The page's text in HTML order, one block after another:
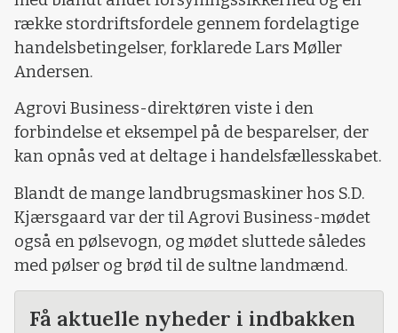
række stordriftsfordele gennem fordelagtige
handelsbetingelser, forklarede Lars Møller
Andersen.
Agrovi Business-direktøren viste i den
forbindelse et eksempel på de besparelser, der
kan opnås ved at deltage i handelsfællesskabet.
Blandt de mange landbrugsmaskiner hos S.D.
Kjærsgaard var der til Agrovi Business-mødet
også en pølsevogn, og mødet sluttede således
med pølser og brød til de sultne landmænd.
Få aktuelle nyheder i indbakken